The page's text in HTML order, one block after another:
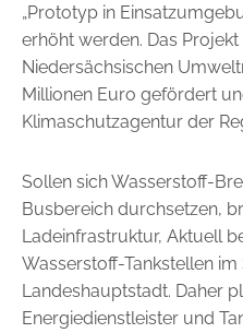
„Prototyp in
erhöht werden. Das
Niedersächsischen
Millionen Euro gefördert
Klimaschutzagentur der
Sollen sich Wasserstoff-
Busbereich durch­setzen,
Ladeinfrastruktur, Aktuell
Wasserstoff-Tankstellen
Landeshauptstadt. Daher
Energiedienstleister und